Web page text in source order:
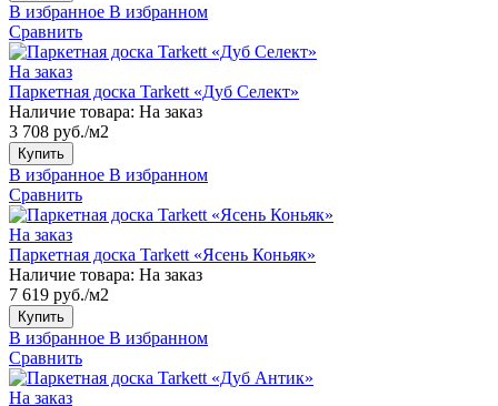
В избранное В избранном
Сравнить
На заказ
Паркетная доска Tarkett «Дуб Селект»
Наличие товара: На заказ
3 708 руб./м2
Купить
В избранное В избранном
Сравнить
На заказ
Паркетная доска Tarkett «Ясень Коньяк»
Наличие товара: На заказ
7 619 руб./м2
Купить
В избранное В избранном
Сравнить
На заказ